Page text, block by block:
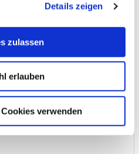
Details zeigen
zulassen
erlauben
verwenden